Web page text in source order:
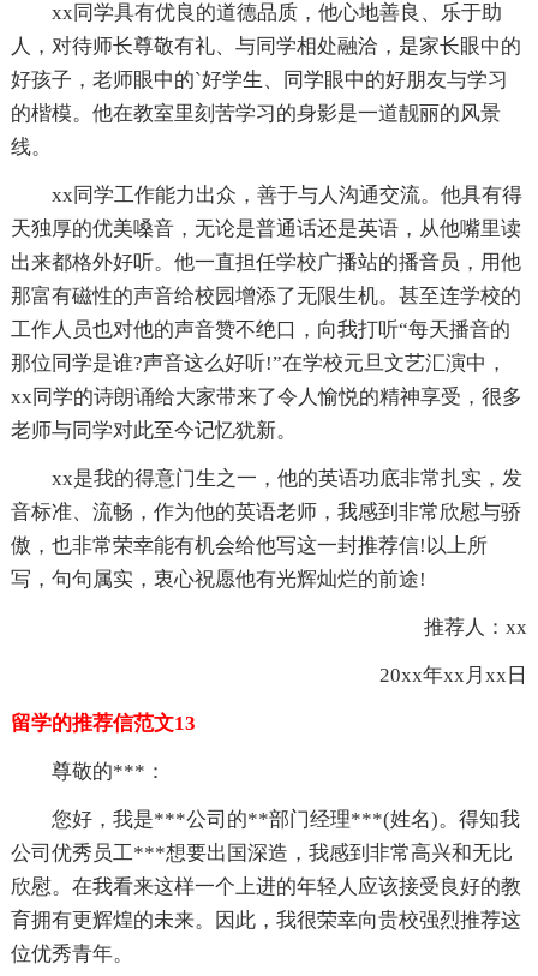
xx同学具有优良的道德品质，他心地善良、乐于助
人，对待师长尊敬有礼、与同学相处融洽，是家长眼中的
好孩子，老师眼中的`好学生、同学眼中的好朋友与学习
的楷模。他在教室里刻苦学习的身影是一道靓丽的风景
线。
xx同学工作能力出众，善于与人沟通交流。他具有得
天独厚的优美嗓音，无论是普通话还是英语，从他嘴里读
出来都格外好听。他一直担任学校广播站的播音员，用他
那富有磁性的声音给校园增添了无限生机。甚至连学校的
工作人员也对他的声音赞不绝口，向我打听“每天播音的
那位同学是谁?声音这么好听!”在学校元旦文艺汇演中，
xx同学的诗朗诵给大家带来了令人愉悦的精神享受，很多
老师与同学对此至今记忆犹新。
xx是我的得意门生之一，他的英语功底非常扎实，发
音标准、流畅，作为他的英语老师，我感到非常欣慰与骄
傲，也非常荣幸能有机会给他写这一封推荐信!以上所
写，句句属实，衷心祝愿他有光辉灿烂的前途!
推荐人：xx
20xx年xx月xx日
留学的推荐信范文13
尊敬的***：
您好，我是***公司的**部门经理***(姓名)。得知我
公司优秀员工***想要出国深造，我感到非常高兴和无比
欣慰。在我看来这样一个上进的年轻人应该接受良好的教
育拥有更辉煌的未来。因此，我很荣幸向贵校强烈推荐这
位优秀青年。